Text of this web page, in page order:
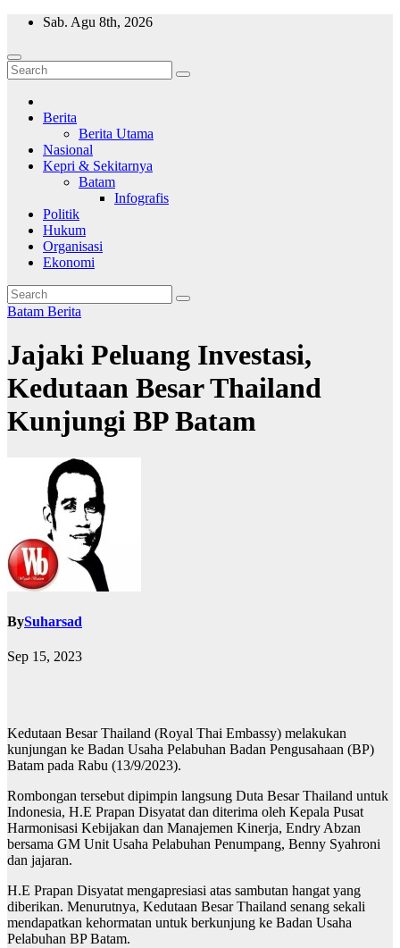
Skip
content
Sab. Agu 8th, 2026
Wajah Batam
CCTV nya kota Batam
Berita
Berita Utama
Nasional
Kepri & Sekitarnya
Batam
Infografis
Politik
Hukum
Organisasi
Ekonomi
Batam Berita
Jajaki Peluang Investasi,
Kedutaan Besar Thailand
Kunjungi BP Batam
BySuharsad
Sep 15, 2023
Kedutaan Besar Thailand (Royal Thai Embassy) melakukan
kunjungan ke Badan Usaha Pelabuhan Badan Pengusahaan (BP)
Batam pada Rabu (13/9/2023).
Rombongan tersebut dipimpin langsung Duta Besar Thailand untuk
Indonesia, H.E Prapan Disyatat dan diterima oleh Kepala Pusat
Harmonisasi Kebijakan dan Manajemen Kinerja, Endry Abzan
bersama GM Unit Usaha Pelabuhan Penumpang, Benny Syahroni
dan jajaran.
H.E Prapan Disyatat mengapresiasi atas sambutan hangat yang
diberikan. Menurutnya, Kedutaan Besar Thailand senang sekali
mendapatkan kehormatan untuk berkunjung ke Badan Usaha
Pelabuhan BP Batam.